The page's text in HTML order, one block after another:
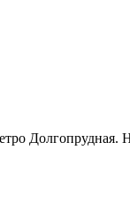
Долгопрудная.